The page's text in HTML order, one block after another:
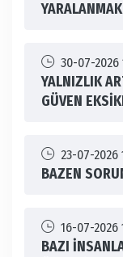
30-07-2026
YALNIZLIK
GÜVEN
23-07-2026
BAZEN
16-07-2026
BAZI